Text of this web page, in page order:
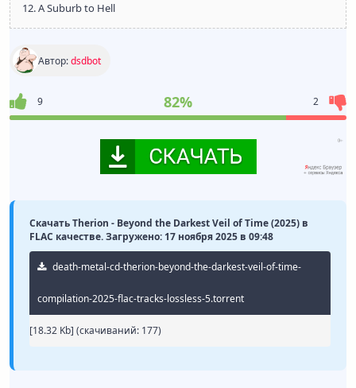
12. A Suburb to Hell
Автор:dsdbot
9 82% 2
Скачать Therion - Beyond the Darkest Veil of Time (2025) в
FLAC качестве. Загружено: 17 ноября 2025 в 09:48
death-metal-cd-therion-beyond-the-darkest-veil-of-time-
compilation-2025-flac-tracks-lossless-5.torrent
[18.32 Kb] (cкачиваний: 177)